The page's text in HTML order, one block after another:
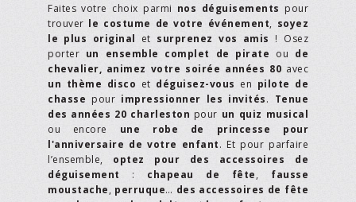
Faites votre choix parmi nos déguisements pour
trouver le costume de votre événement, soyez
le plus original et surprenez vos amis ! Osez
porter un ensemble complet de pirate ou de
chevalier, animez votre soirée années 80 avec
un thème disco et déguisez-vous en pilote de
chasse pour impressionner les invités. Tenue
des années 20 charleston pour un quiz musical
ou encore une robe de princesse pour
l'anniversaire de votre enfant. Et pour parfaire
l’ensemble, optez pour des accessoires de
déguisement : chapeau de fête, fausse
moustache, perruque… des accessoires de fête